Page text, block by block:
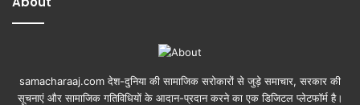
samacharaaj.com देश-दुनिया की सामाजिक सरोकारों से जुड़े समाचार, सरकार की
सूचनाएं और सामाजिक गतिविधियाें के आदान-प्रदान करने का एक डिजिटल प्लेटफॉर्म है।